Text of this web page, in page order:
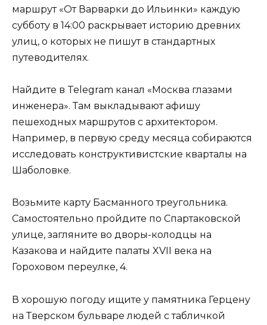
маршрут «От Варварки до Ильинки» каждую
субботу в 14:00 раскрывает историю древних
улиц, о которых не пишут в стандартных
путеводителях.
Найдите в Telegram канал «Москва глазами
инженера». Там выкладывают афишу
пешеходных маршрутов с архитектором.
Например, в первую среду месяца собираются
исследовать конструктивистские кварталы на
Шаболовке.
Возьмите карту Басманного треугольника.
Самостоятельно пройдите по Спартаковской
улице, загляните во дворы-колодцы на
Казакова и найдите палаты XVII века на
Гороховом переулке, 4.
В хорошую погоду ищите у памятника Герцену
на Тверском бульваре людей с табличкой